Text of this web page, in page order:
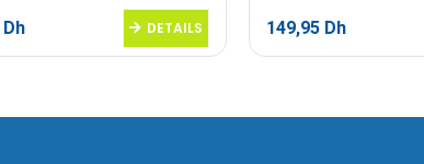
0sur 5
Dh DETAILS 149,95 Dh